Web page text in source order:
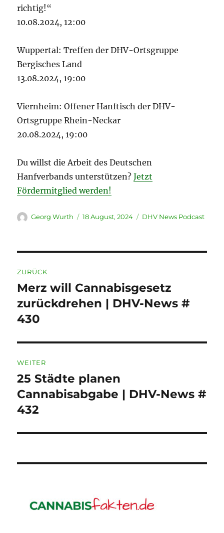
richtig!“
10.08.2024, 12:00
Wuppertal: Treffen der DHV-Ortsgruppe
Bergisches Land
13.08.2024, 19:00
Viernheim: Offener Hanftisch der DHV-
Ortsgruppe Rhein-Neckar
20.08.2024, 19:00
Du willst die Arbeit des Deutschen
Hanfverbands unterstützen?Jetzt
Fördermitglied werden!
Autor
Georg Wurth
Veröffentlicht
18 August, 2024 Kategorien
DHV News Podcast
ZURÜCK
Vorheriger
Beitrag:
Merz will Cannabisgesetz
zurückdrehen | DHV-News #
430
WEITER
Nächster
Beitrag:
25 Städte planen
Cannabisabgabe | DHV-News #
432